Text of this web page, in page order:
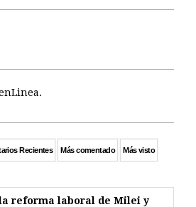
Recientes Más comentado Más visto
reforma laboral de Milei y